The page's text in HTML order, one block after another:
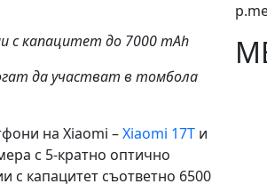
с капацитет до 7000 mAh
да участват в томбола
на Xiaomi –Xiaomi 17T и
с 5-кратно оптично
с капацитет съответно 6500